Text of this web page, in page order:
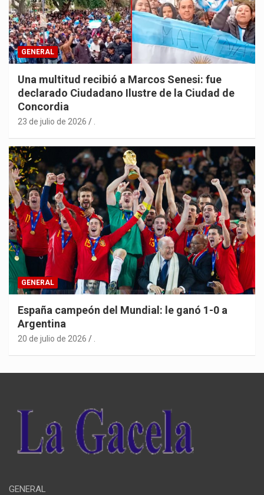
GENERAL
Una multitud recibió a Marcos Senesi: fue
declarado Ciudadano Ilustre de la Ciudad de
Concordia
23 de julio de 2026
GENERAL
España campeón del Mundial: le ganó 1-0 a
Argentina
20 de julio de 2026
GENERAL